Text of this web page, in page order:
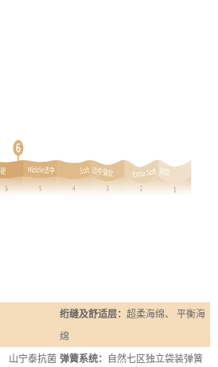
绗缝及舒适层： 超柔海绵、 平衡海
绵
山宁泰抗菌 弹簧系统： 自然七区独立袋装弹簧